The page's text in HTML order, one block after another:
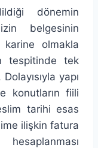
dönemin
belgesinin
olmakla
tespitinde tek
yapı
konutların fiili
tarihi esas
ilişkin fatura